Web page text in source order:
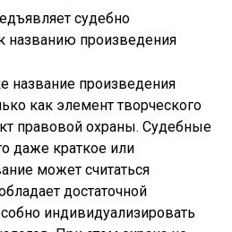
название произведения
как элемент творческого
правовой охраны. Судебные
даже краткое или
может считаться
достаточной
индивидуализировать